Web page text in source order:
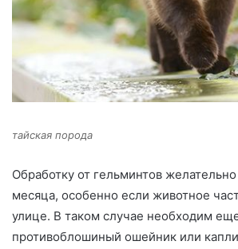
тайская порода
Обработку от гельминтов
месяца, особенно если животное
улице. В таком случае необходим
противоблошиный ошейник или